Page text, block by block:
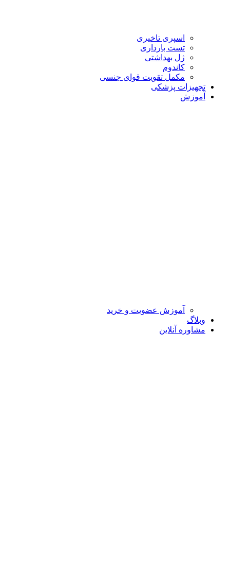
اسپری تاخیری
تست بارداری
ژل بهداشتی
کاندوم
مکمل تقویت قوای جنسی
تجهیزات پزشکی
آموزش
آموزش عضویت و خرید
وبلاگ
مشاوره آنلاین